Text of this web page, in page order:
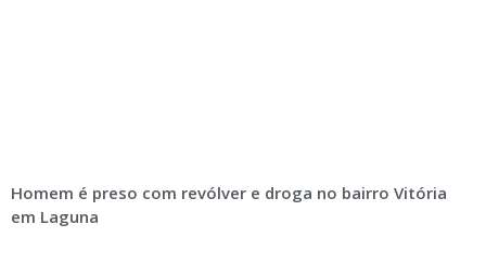
Homem é preso com revólver e droga no bairro Vitória
em Laguna